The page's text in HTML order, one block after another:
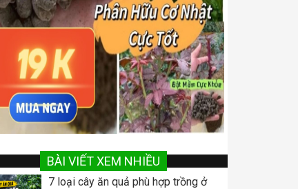
BÀI VIẾT XEM NHIỀU
7 loại cây ăn quả phù hợp trồng ở